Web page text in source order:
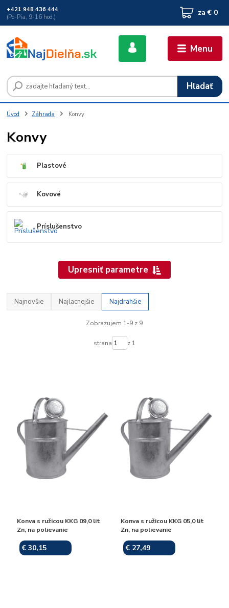
Menu
Hľadať
+421 948 436 444
(Po-Pia, 9-16 hod.)
za € 0
Úvod Záhrada Konvy
Konvy
Plastové
Kovové
Príslušenstvo
Upresniť parametre
Najnovšie Najlacnejšie Najdrahšie
Zobrazujem 1-9 z 9
strana z 1
Konva s ružicou KKG 09,0 lit
Zn, na polievanie
€ 30,15
Konva s ružicou KKG 05,0 lit
Zn, na polievanie
€ 27,49